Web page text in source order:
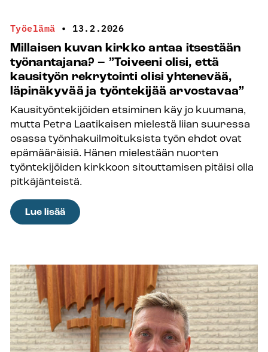
Noora
Tikkala
Vilkkilä
on
läsnä
kahvihuoneissa
ja
selleissä
–
”Autan
ihmisiä
siinä
ja
sen
Työelämä • 13.2.2026
Millaisen kuvan kirkko antaa itsestään
työnantajana? – ”Toiveeni olisi, että
kausityön rekrytointi olisi yhtenevää,
läpinäkyvää ja työntekijää arvostavaa”
Kausityöntekijöiden etsiminen käy jo kuumana,
mutta Petra Laatikaisen mielestä liian suuressa
osassa työnhakuilmoituksista työn ehdot ovat
epämääräisiä. Hänen mielestään nuorten
työntekijöiden kirkkoon sitouttamisen pitäisi olla
pitkäjänteistä.
Lue lisää:
Millaisen
antaa
itsestään
työnantajana?
–
”Toiveeni